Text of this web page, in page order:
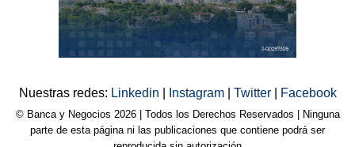
Nuestras redes: Linkedin Instagram Twitter Facebook
© Banca y Negocios 2026 | Todos los Derechos Reservados | Ninguna
parte de esta página ni las publicaciones que contiene podrá ser